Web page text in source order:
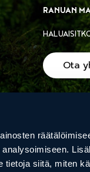
tietoja siitä, miten
RANUAN
Ota
DREAMS